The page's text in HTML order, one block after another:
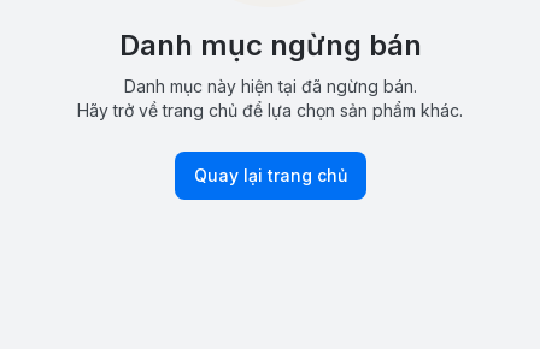
Danh mục ngừng bán
Danh mục này hiện tại đã ngừng bán.
Hãy trở về trang chủ để lựa chọn sản phẩm khác.
Quay lại trang chủ